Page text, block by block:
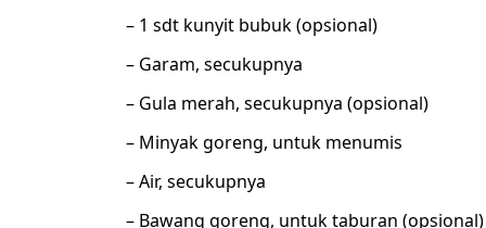
– 1 sdt kunyit bubuk (opsional)
– Garam, secukupnya
– Gula merah, secukupnya (opsional)
– Minyak goreng, untuk menumis
– Air, secukupnya
– Bawang goreng, untuk taburan (opsional)